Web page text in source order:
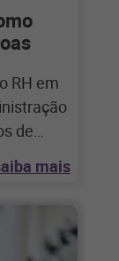
RH em
de
mais